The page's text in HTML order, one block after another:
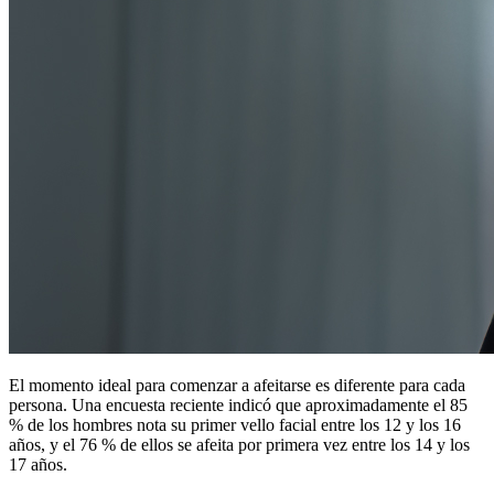
El momento ideal para comenzar a afeitarse es diferente para cada
persona. Una encuesta reciente indicó que aproximadamente el 85
% de los hombres nota su primer vello facial entre los 12 y los 16
años, y el 76 % de ellos se afeita por primera vez entre los 14 y los
17 años.